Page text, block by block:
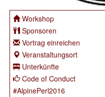
Workshop
Sponsoren
Vortrag einreichen
Veranstaltungsort
Unterkünfte
Code of Conduct
#AlpinePerl2016